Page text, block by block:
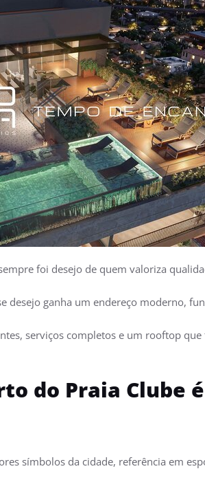
foi desejo de quem valoriza
desejo ganha um endereço moderno,
serviços completos e um rooftop
do Praia Clube
símbolos da cidade, referência em